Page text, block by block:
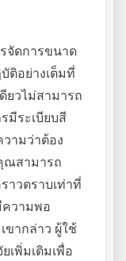
จัดการขนาด
ติอย่างเต็มที่
ยวไม่สามารถ
มีระเบียบสี
วามว่าต้อง
ณสามารถ
าวตราบเท่าที่
วามพอ
ขากล่าว ผู้ใช้
เพิ่มเติมเพื่อ